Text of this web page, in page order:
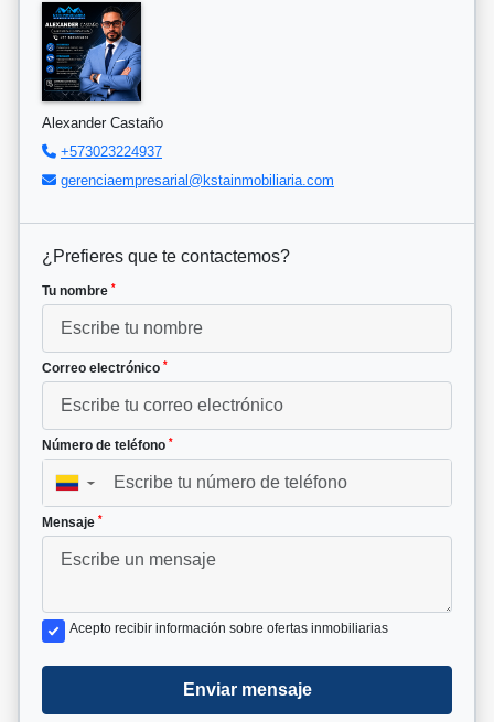
Alexander Castaño
+573023224937
gerenciaempresarial@kstainmobiliaria.com
¿Prefieres que te contactemos?
Tu nombre *
Correo electrónico *
Número de teléfono *
▼
Mensaje *
Acepto recibir información sobre ofertas inmobiliarias
Enviar mensaje